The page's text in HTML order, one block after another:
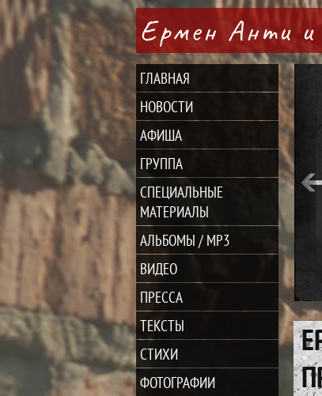
Ермен Анти
ГЛАВНАЯ
НОВОСТИ
АФИША
ГРУППА
СПЕЦИАЛЬНЫЕ
МАТЕРИАЛЫ
АЛЬБОМЫ / MP3
ВИДЕО
ПРЕССА
ТЕКСТЫ
СТИХИ
ФОТОГРАФИИ